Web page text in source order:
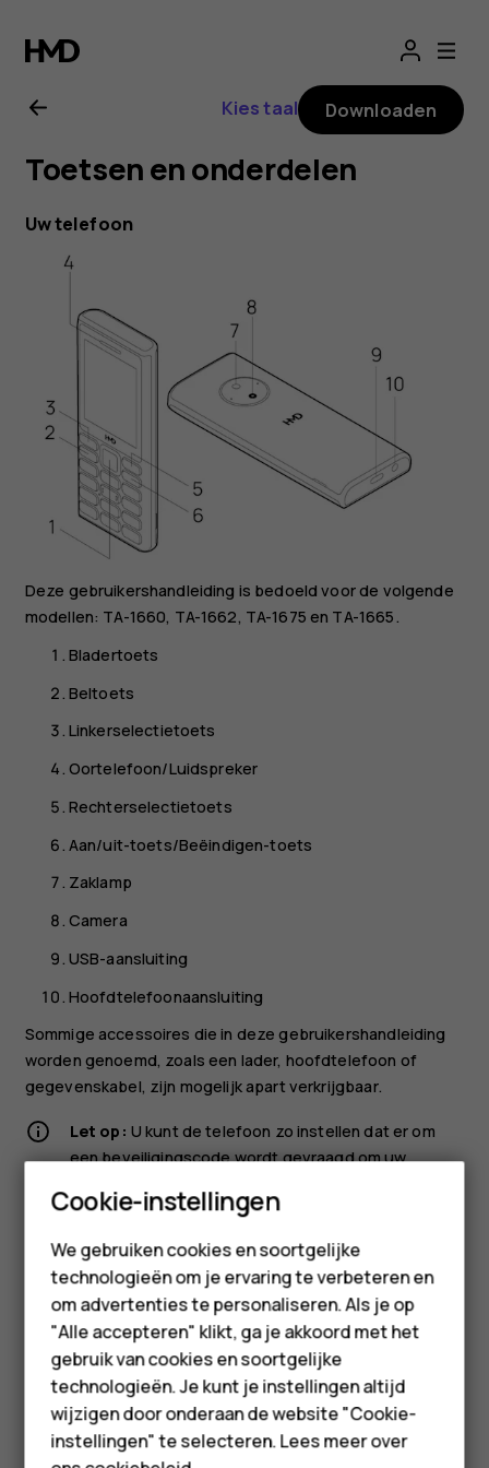
HMD
110
4G
Smartphones
Feature phones
Accessoires
HMD Terra M
Voor bedrijven
Tablets
Kies taal Downloaden
Toetsen en onderdelen
Uw telefoon
Deze gebruikershandleiding is bedoeld voor de volgende
modellen: TA-1660, TA-1662, TA-1675 en TA-1665.
Bladertoets
Beltoets
Linkerselectietoets
Oortelefoon/Luidspreker
Rechterselectietoets
Aan/uit-toets/Beëindigen-toets
Zaklamp
Camera
USB-aansluiting
Hoofdtelefoonaansluiting
Sommige accessoires die in deze gebruikershandleiding
worden genoemd, zoals een lader, hoofdtelefoon of
gegevenskabel, zijn mogelijk apart verkrijgbaar.
Let op: U kunt de telefoon zo instellen dat er om
een ​​beveiligingscode wordt gevraagd om uw
SelecteerMenu> >Beveiliging
en selecteerOK>Aan . Zorg dat u de code die u
hebt ingesteld, onthoudt, want HMD Global kan
deze niet openen of omzeilen.
Onderdelen en aansluitingen, magnetisme
Sluit niet aan op producten die een uitgangssignaal
afgeven, aangezien dit het apparaat kan beschadigen.
Sluit geen energiebron aan op de audio-aansluiting. Als u
Cookie-instellingen
We gebruiken cookies en soortgelijke
technologieën om je ervaring te verbeteren en
om advertenties te personaliseren. Als je op
"Alle accepteren" klikt, ga je akkoord met het
gebruik van cookies en soortgelijke
technologieën. Je kunt je instellingen altijd
wijzigen door onderaan de website "Cookie-
instellingen" te selecteren. Lees meer over